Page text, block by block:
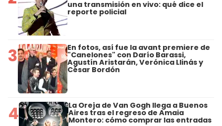
una transmisión en vivo: qué dice el
reporte policial
3 En fotos, así fue la avant premiere de
"Canelones" con Darío Barassi,
Agustín Aristarán, Verónica Llinás y
César Bordón
4 La Oreja de Van Gogh llega a Buenos
Aires tras el regreso de Amaia
Montero: cómo comprar las entradas